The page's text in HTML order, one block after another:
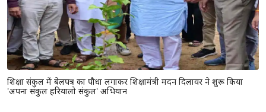
शिक्षा संकुल में बेलपत्र का पौधा लगाकर शिक्षामंत्री मदन दिलावर ने शुरू किया
'अपना संकुल हरियालो संकुल' अभियान